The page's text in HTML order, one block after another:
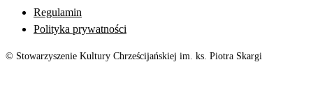
Regulamin
Polityka prywatności
© Stowarzyszenie Kultury Chrześcijańskiej im. ks. Piotra Skargi